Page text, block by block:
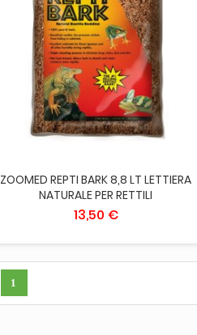
AGGIUNGI AL CARRELLO
ZOOMED REPTI BARK 8,8 LT LETTIERA
NATURALE PER RETTILI
13,50 €
1